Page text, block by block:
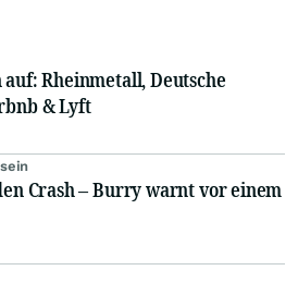
Rheinmetall, Deutsche
& Lyft
Crash – Burry warnt vor einem